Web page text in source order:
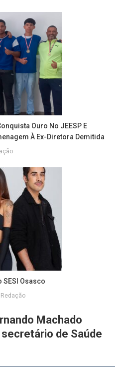
Ouro No JEESP E
À Ex-Diretora Demitida
SESI Osasco
Redação
Machado
de Saúde